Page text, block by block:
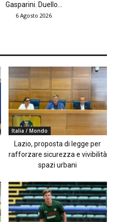
Gasparini. Duello...
6 Agosto 2026
Italia / Mondo
Lazio, proposta di legge per
rafforzare sicurezza e vivibilità
spazi urbani